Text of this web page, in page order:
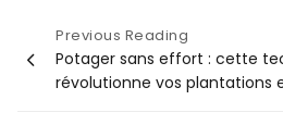
Navigation
de
l’article
Previous Reading
Potager sans effort : cette
révolutionne vos plantations